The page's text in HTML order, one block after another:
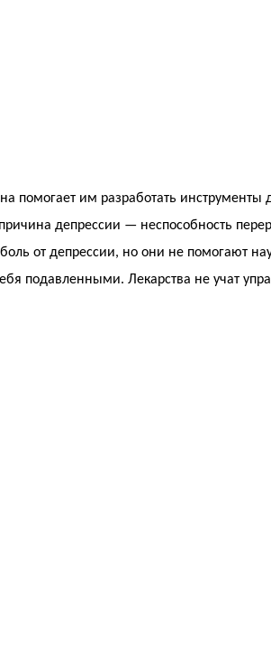
помогает им разработать инструменты
депрессии — неспособность
от депрессии, но они не помогают
подавленными. Лекарства не учат